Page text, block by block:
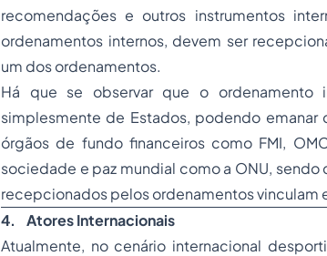
recomendações e outros instrumentos
ordenamentos internos, devem ser
um dos ordenamentos.
Há que se observar que o ordenamento
simplesmente de Estados, podendo emanar
órgãos de fundo financeiros como FMI,
sociedade e paz mundial como a ONU,
recepcionados pelos ordenamentos vinculam
4. Atores Internacionais
Atualmente, no cenário internacional